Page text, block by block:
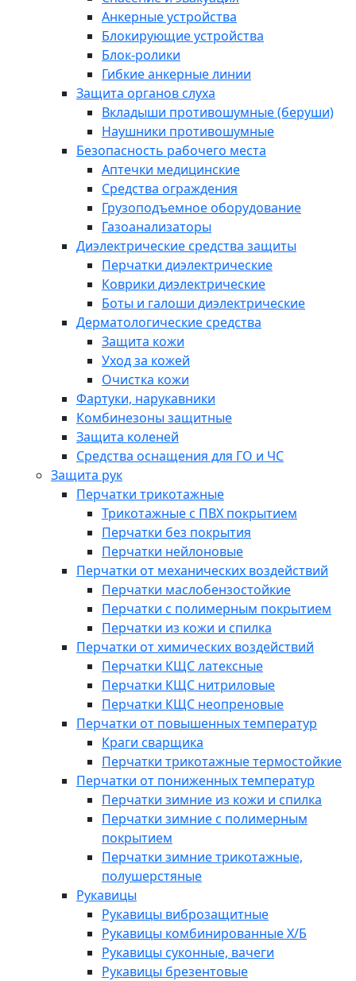
Анкерные устройства
Блокирующие устройства
Блок-ролики
Гибкие анкерные линии
Защита органов слуха
Вкладыши противошумные (беруши)
Наушники противошумные
Безопасность рабочего места
Аптечки медицинские
Средства ограждения
Грузоподъемное оборудование
Газоанализаторы
Диэлектрические средства защиты
Перчатки диэлектрические
Коврики диэлектрические
Боты и галоши диэлектрические
Дерматологические средства
Защита кожи
Уход за кожей
Очистка кожи
Фартуки, нарукавники
Комбинезоны защитные
Защита коленей
Средства оснащения для ГО и ЧС
Защита рук
Перчатки трикотажные
Трикотажные с ПВХ покрытием
Перчатки без покрытия
Перчатки нейлоновые
Перчатки от механических воздействий
Перчатки маслобензостойкие
Перчатки с полимерным покрытием
Перчатки из кожи и спилка
Перчатки от химических воздействий
Перчатки КЩС латексные
Перчатки КЩС нитриловые
Перчатки КЩС неопреновые
Перчатки от повышенных температур
Краги сварщика
Перчатки трикотажные термостойкие
Перчатки от пониженных температур
Перчатки зимние из кожи и спилка
Перчатки зимние с полимерным
покрытием
Перчатки зимние трикотажные,
полушерстяные
Рукавицы
Рукавицы виброзащитные
Рукавицы комбинированные Х/Б
Рукавицы суконные, вачеги
Рукавицы брезентовые